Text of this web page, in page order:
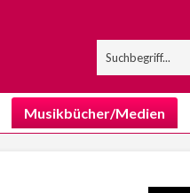
Musikbücher/Medien